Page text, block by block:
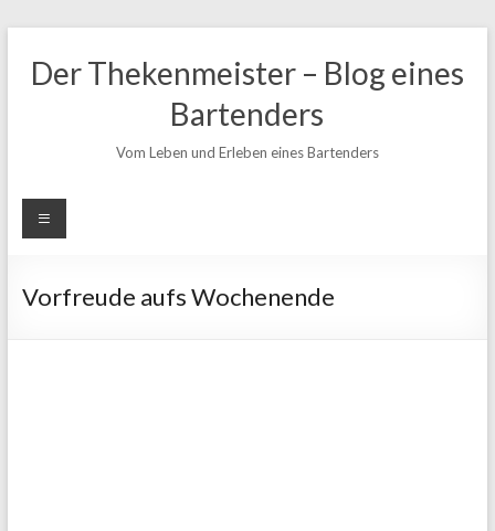
Inhalt
springen
Der Thekenmeister – Blog eines
Bartenders
Vom Leben und Erleben eines Bartenders
Vorfreude aufs Wochenende